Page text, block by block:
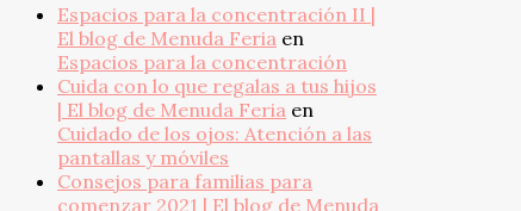
Espacios para la concentración II |
El blog de Menuda Feria en
Espacios para la concentración
Cuida con lo que regalas a tus hijos
| El blog de Menuda Feria en
Cuidado de los ojos: Atención a las
pantallas y móviles
Consejos para familias para
comenzar 2021 | El blog de Menuda